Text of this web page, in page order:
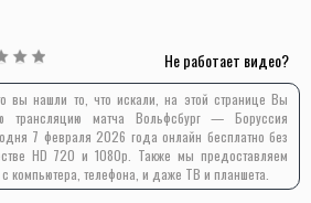
Не работает видео?
вы нашли то, что искали, на этой странице Вы
трансляцию матча Вольфсбург — Боруссия
7 февраля 2026 года онлайн бесплатно без
HD 720 и 1080p. Также мы предоставляем
компьютера, телефона, и даже ТВ и планшета.